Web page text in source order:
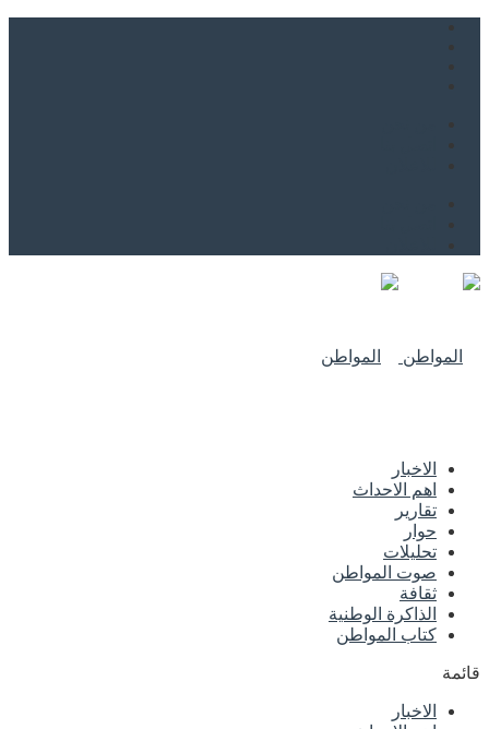
الاخبار
اهم الاحداث
تقارير
حوار
تحليلات
صوت المواطن
ثقافة
الذاكرة الوطنية
كتاب المواطن
قائمة
الاخبار